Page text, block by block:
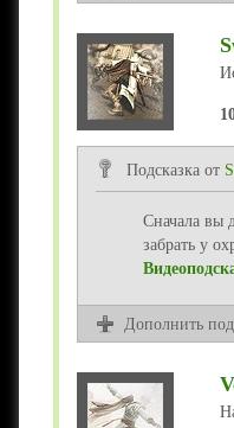
Подсказка от
Сначала вы
забрать у
Дополнить